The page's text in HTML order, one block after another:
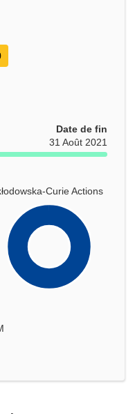
Date de fin
31 Août 2021
Curie Actions